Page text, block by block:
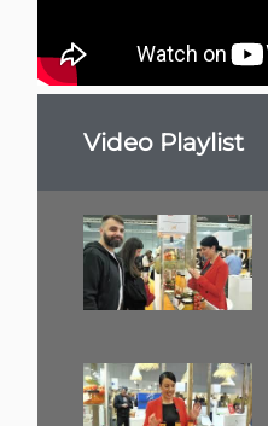
Video Playlist